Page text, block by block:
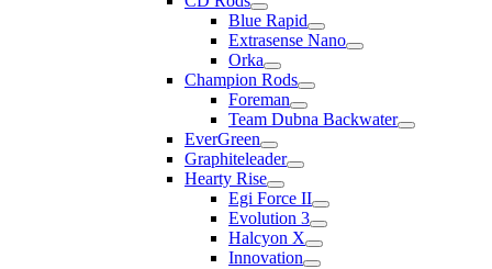
Blue Rapid
Extrasense Nano
Orka
Champion Rods
Foreman
Team Dubna Backwater
EverGreen
Graphiteleader
Hearty Rise
Egi Force II
Evolution 3
Halcyon X
Innovation